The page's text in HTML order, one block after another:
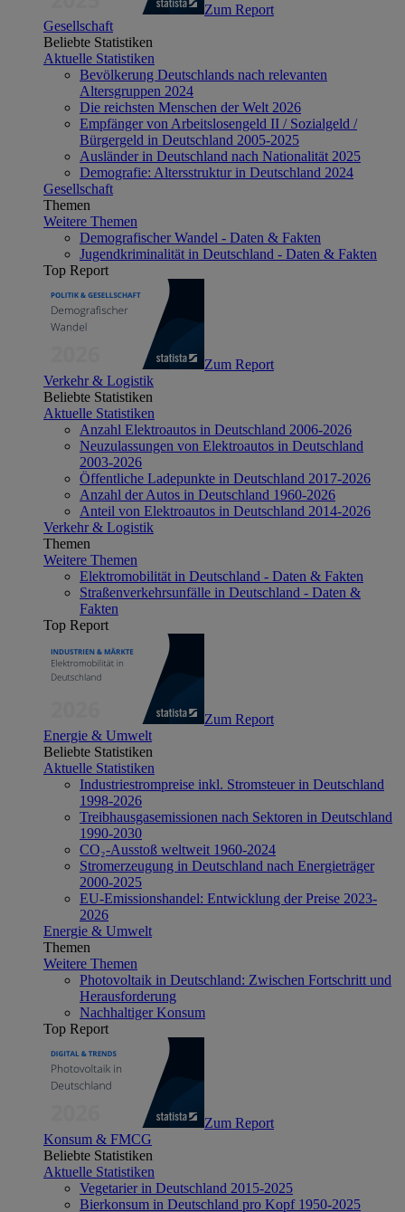
Zum Report
Gesellschaft
Beliebte Statistiken
Aktuelle Statistiken
Bevölkerung Deutschlands nach relevanten
Altersgruppen 2024
Die reichsten Menschen der Welt 2026
Empfänger von Arbeitslosengeld II / Sozialgeld /
Bürgergeld in Deutschland 2005-2025
Ausländer in Deutschland nach Nationalität 2025
Demografie: Altersstruktur in Deutschland 2024
Gesellschaft
Themen
Weitere Themen
Demografischer Wandel - Daten & Fakten
Jugendkriminalität in Deutschland - Daten & Fakten
Top Report
Zum Report
Verkehr & Logistik
Beliebte Statistiken
Aktuelle Statistiken
Anzahl Elektroautos in Deutschland 2006-2026
Neuzulassungen von Elektroautos in Deutschland
2003-2026
Öffentliche Ladepunkte in Deutschland 2017-2026
Anzahl der Autos in Deutschland 1960-2026
Anteil von Elektroautos in Deutschland 2014-2026
Verkehr & Logistik
Themen
Weitere Themen
Elektromobilität in Deutschland - Daten & Fakten
Straßenverkehrsunfälle in Deutschland - Daten &
Fakten
Top Report
Zum Report
Energie & Umwelt
Beliebte Statistiken
Aktuelle Statistiken
Industriestrompreise inkl. Stromsteuer in Deutschland
1998-2026
Treibhausgasemissionen nach Sektoren in Deutschland
1990-2030
CO₂-Ausstoß weltweit 1960-2024
Stromerzeugung in Deutschland nach Energieträger
2000-2025
EU-Emissionshandel: Entwicklung der Preise 2023-
2026
Energie & Umwelt
Themen
Weitere Themen
Photovoltaik in Deutschland: Zwischen Fortschritt und
Herausforderung
Nachhaltiger Konsum
Top Report
Zum Report
Konsum & FMCG
Beliebte Statistiken
Aktuelle Statistiken
Vegetarier in Deutschland 2015-2025
Bierkonsum in Deutschland pro Kopf 1950-2025